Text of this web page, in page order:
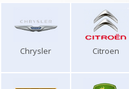
Chrysler Citroen